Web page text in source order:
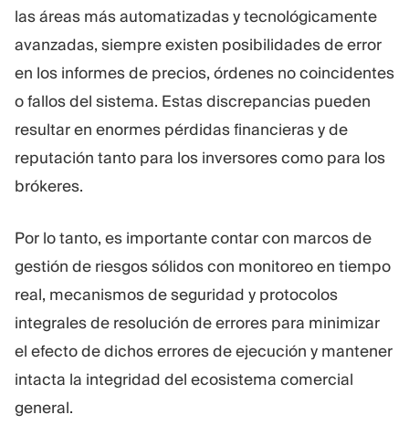
las áreas más automatizadas y tecnológicamente
avanzadas, siempre existen posibilidades de error
en los informes de precios, órdenes no coincidentes
o fallos del sistema. Estas discrepancias pueden
resultar en enormes pérdidas financieras y de
reputación tanto para los inversores como para los
brókeres.
Por lo tanto, es importante contar con marcos de
gestión de riesgos sólidos con monitoreo en tiempo
real, mecanismos de seguridad y protocolos
integrales de resolución de errores para minimizar
el efecto de dichos errores de ejecución y mantener
intacta la integridad del ecosistema comercial
general.